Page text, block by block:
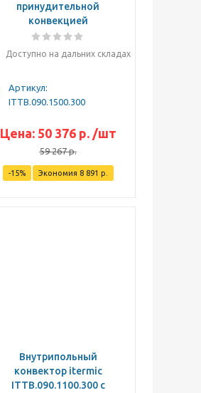
принудительной
конвекцией
Доступно на дальних складах
Артикул:
ITTB.090.1500.300
Цена: 50 376р. /шт
59 267р.
-15% Экономия 8 891 р.
Внутрипольный
конвектор itermic
ITTB.090.1100.300 с